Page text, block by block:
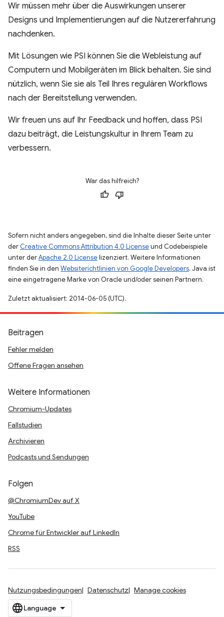
Wir müssen mehr über die Auswirkungen unserer
Designs und Implementierungen auf die Nutzererfahrung
nachdenken.
Mit Lösungen wie PSI können Sie die Webleistung auf
Computern und Mobilgeräten im Blick behalten. Sie sind
nützlich, wenn Sie sie als Teil Ihres regulären Workflows
nach der Bereitstellung verwenden.
Wir freuen uns auf Ihr Feedback und hoffen, dass PSI
dazu beiträgt, die Leistungskultur in Ihrem Team zu
verbessern.
War das hilfreich?
Sofern nicht anders angegeben, sind die Inhalte dieser Seite unter
der Creative Commons Attribution 4.0 Licenseund Codebeispiele
unter derApache 2.0 Licenselizenziert. Weitere Informationen
finden Sie in den Websiterichtlinien von Google Developers. Java ist
eine eingetragene Marke von Oracle und/oder seinen Partnern.
Zuletzt aktualisiert: 2014-06-05 (UTC).
Beitragen
Fehler melden
Offene Fragen ansehen
Weitere Informationen
Chromium-Updates
Fallstudien
Archivieren
Podcasts und Sendungen
Folgen
@ChromiumDev auf X
YouTube
Chrome für Entwickler auf LinkedIn
RSS
Nutzungsbedingungen Datenschutz Manage cookies